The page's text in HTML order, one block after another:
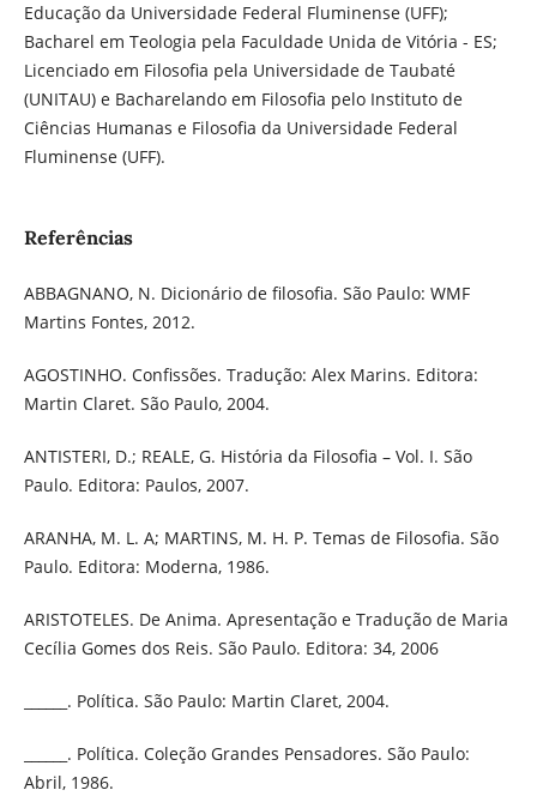
Educação da Universidade Federal Fluminense (UFF);
Bacharel em Teologia pela Faculdade Unida de Vitória - ES;
Licenciado em Filosofia pela Universidade de Taubaté
(UNITAU) e Bacharelando em Filosofia pelo Instituto de
Ciências Humanas e Filosofia da Universidade Federal
Fluminense (UFF).
Referências
ABBAGNANO, N. Dicionário de filosofia. São Paulo: WMF
Martins Fontes, 2012.
AGOSTINHO. Confissões. Tradução: Alex Marins. Editora:
Martin Claret. São Paulo, 2004.
ANTISTERI, D.; REALE, G. História da Filosofia – Vol. I. São
Paulo. Editora: Paulos, 2007.
ARANHA, M. L. A; MARTINS, M. H. P. Temas de Filosofia. São
Paulo. Editora: Moderna, 1986.
ARISTOTELES. De Anima. Apresentação e Tradução de Maria
Cecília Gomes dos Reis. São Paulo. Editora: 34, 2006
______. Política. São Paulo: Martin Claret, 2004.
______. Política. Coleção Grandes Pensadores. São Paulo:
Abril, 1986.